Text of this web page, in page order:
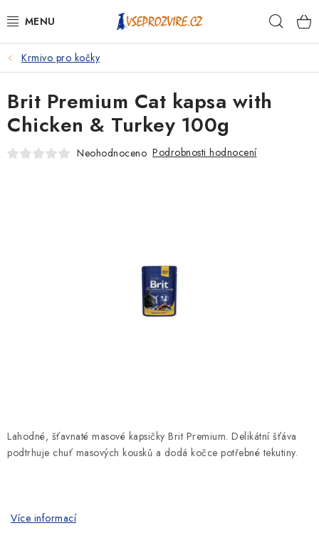
na
PSI
KOČKY
KONĚ
KRÁLÍCI/HLODAVCI/PTÁCI
Krmivo pro kočky
Lahodné, šťavnaté masové kapsičky Brit Premium. Delikátní šťáva
podtrhuje chuť masových kousků a dodá kočce potřebné tekutiny.
Více informací
Brit Premium Cat kapsa with
Chicken & Turkey 100g
Neohodnoceno Podrobnosti hodnocení